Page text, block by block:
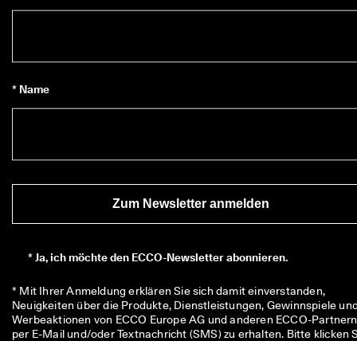
* Name
Zum Newsletter anmelden
*Ja, ich möchte den ECCO-Newsletter abonnieren.
* Mit Ihrer Anmeldung erklären Sie sich damit einverstanden,
Neuigkeiten über die Produkte, Dienstleistungen, Gewinnspiele
Werbeaktionen von ECCO Europe AG und anderen ECCO-Partnern